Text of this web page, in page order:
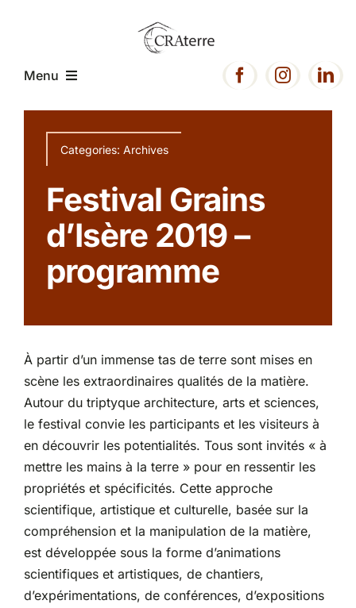
Menu
Accueil
Présentation
Expertise
Projets
Categories: Archives
Festival Grains
d’Isère 2019 –
programme
À partir d’un immense tas de terre sont mises en
scène les extraordinaires qualités de la matière.
Autour du triptyque architecture, arts et sciences,
le festival convie les participants et les visiteurs à
en découvrir les potentialités. Tous sont invités « à
mettre les mains à la terre » pour en ressentir les
propriétés et spécificités. Cette approche
scientifique, artistique et culturelle, basée sur la
compréhension et la manipulation de la matière,
est développée sous la forme d’animations
scientifiques et artistiques, de chantiers,
d’expérimentations, de conférences, d’expositions